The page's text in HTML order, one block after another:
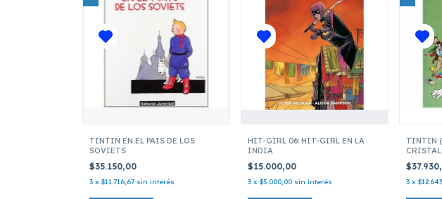
TINTIN EN EL PAIS DE LOS
SOVIETS
$35.150,00
3 x $11.716,67 sin interés
HIT-GIRL 06: HIT-GIRL EN LA
INDIA
$15.000,00
3 x $5.000,00 sin interés
TINTIN
CRISTAL
3 x